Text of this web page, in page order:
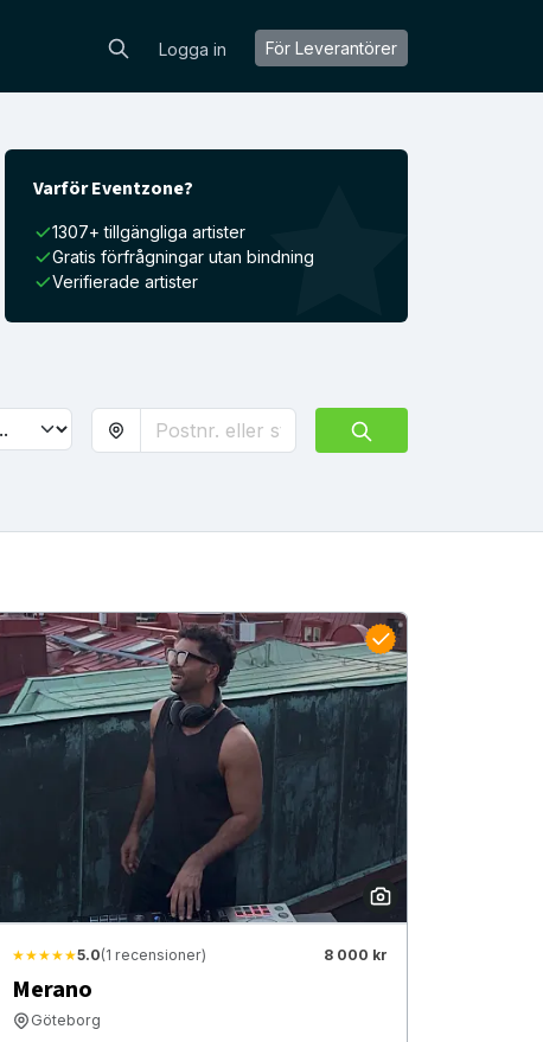
Logga in För Leverantörer
Varför Eventzone?
1307+ tillgängliga artister
Gratis förfrågningar utan bindning
Verifierade artister
★★★★★5.0(1 recensioner) 8 000 kr
Merano
Göteborg